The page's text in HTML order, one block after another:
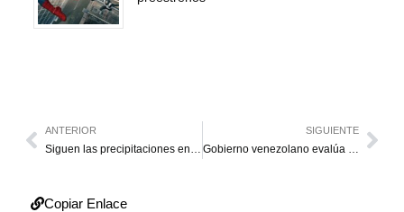
ANTERIOR SIGUIENTE
Copiar Enlace